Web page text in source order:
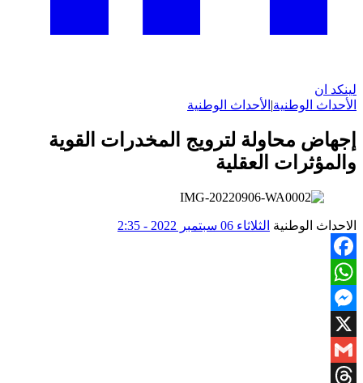
لينكد ان
الأحداث الوطنية| الأحداث الوطنية
إجهاض محاولة لترويج المخدرات القوية
والمؤثرات العقلية
الاحداث الوطنية الثلاثاء 06 سبتمبر 2022 - 2:35
Facebook
WhatsApp
Messenger
X
Gmail